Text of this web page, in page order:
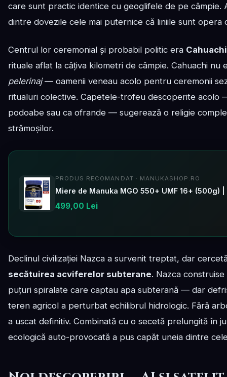
care sunt practic identice cu geoglifele de pe câmpie.
dintre dovezile cele mai puternice că liniile sunt
Centrul lor ceremonial și probabil politic era Cahuachi
rituale aflat la câțiva kilometri de câmpie. Cahuachi
pelerinaj— oamenii veneau acolo pentru ceremonii
ritualuri colective. Capetele-trofeu descoperite acolo
podoabe sau ca ofrande — sugerează o religie
strămoșilor.
PRODUS RECOMANDAT · MANUKASHOP.RO
Miere de Manuka MGO 550+ UMF 16+ (500g)
499,00 Lei
Declinul civilizației Nazca a survenit treptat, dar
secătuirea acviferelor subterane. Nazca
puțuri spiralate care captau apa subterană — dar
teren agricol a perturbat echilibrul hidrologic. Fără
a uscat definitiv. Combinată cu o secetă prelungită în
ecologică auto-provocată a pus capăt uneia dintre